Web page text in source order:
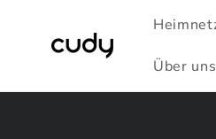
Inhalt
Über uns